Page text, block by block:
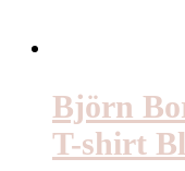
Björn
T-shirt